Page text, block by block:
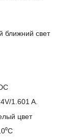
ближний свет
1.601 A.
цвет